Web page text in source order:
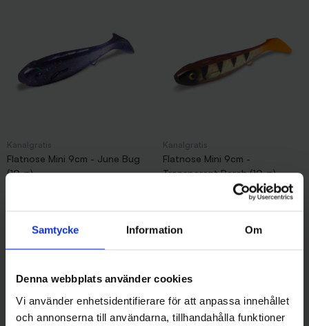
Samtycke Information Om
Denna webbplats använder cookies
Vi använder enhetsidentifierare för att anpassa innehållet
och annonserna till användarna, tillhandahålla funktioner
Kanalgratis
Flatnose Mini 9cm - June Bug
(10-p)
Kanalgratis
Flatnose Mini 9cm -
Transparent Perch (10-p)
Andra gillade även